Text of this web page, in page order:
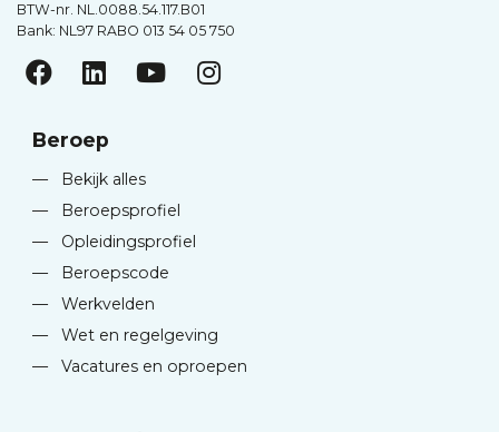
BTW-nr. NL.0088.54.117.B01
Bank: NL97 RABO 013 54 05 750
Beroep
—
Bekijk alles
—
Beroepsprofiel
—
Opleidingsprofiel
—
Beroepscode
—
Werkvelden
—
Wet en regelgeving
—
Vacatures en oproepen